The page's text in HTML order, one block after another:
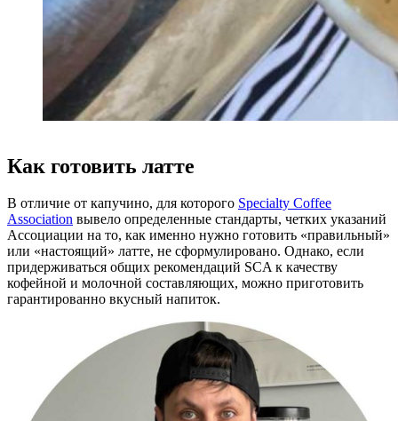
Как готовить латте
В отличие от капучино, для которого Specialty Coffee
Association вывело определенные стандарты, четких указаний
Ассоциации на то, как именно нужно готовить «правильный»
или «настоящий» латте, не сформулировано. Однако, если
придерживаться общих рекомендаций SCA к качеству
кофейной и молочной составляющих, можно приготовить
гарантированно вкусный напиток.